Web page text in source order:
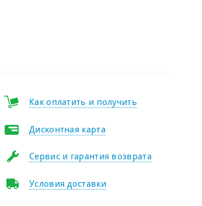
Как оплатить и получить
Дисконтная карта
Сервис и гарантия возврата
Условия доставки